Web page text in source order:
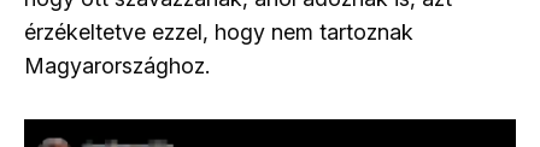
érzékeltetve ezzel, hogy nem tartoznak
Magyarországhoz.